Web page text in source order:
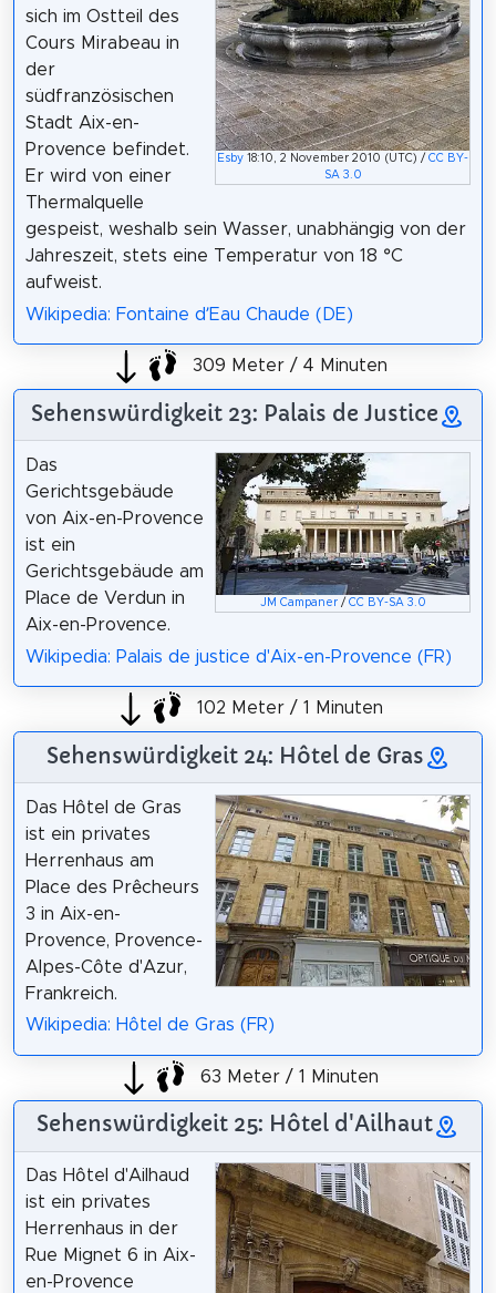
Esby 18:10, 2 November 2010 (UTC) /CC BY-
SA 3.0
sich im Ostteil des
Cours Mirabeau in
der
südfranzösischen
Stadt Aix-en-
Provence befindet.
Er wird von einer
Thermalquelle
gespeist, weshalb sein Wasser, unabhängig von der
Jahreszeit, stets eine Temperatur von 18 °C
aufweist.
Wikipedia: Fontaine d’Eau Chaude (DE)
309 Meter / 4 Minuten
Sehenswürdigkeit 23: Palais de Justice
JM Campaner/ CC BY-SA 3.0
Das
Gerichtsgebäude
von Aix-en-Provence
ist ein
Gerichtsgebäude am
Place de Verdun in
Aix-en-Provence.
Wikipedia: Palais de justice d'Aix-en-Provence (FR)
102 Meter / 1 Minuten
Sehenswürdigkeit 24: Hôtel de Gras
Das Hôtel de Gras
ist ein privates
Herrenhaus am
Place des Prêcheurs
3 in Aix-en-
Provence, Provence-
Alpes-Côte d'Azur,
Frankreich.
Wikipedia: Hôtel de Gras (FR)
63 Meter / 1 Minuten
Sehenswürdigkeit 25: Hôtel d'Ailhaut
Das Hôtel d'Ailhaud
ist ein privates
Herrenhaus in der
Rue Mignet 6 in Aix-
en-Provence